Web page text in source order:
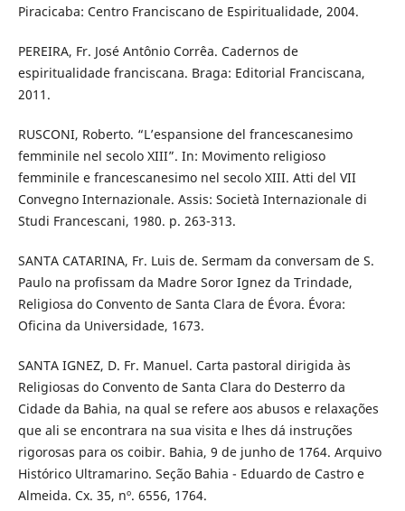
Piracicaba: Centro Franciscano de Espiritualidade, 2004.
PEREIRA, Fr. José Antônio Corrêa. Cadernos de
espiritualidade franciscana. Braga: Editorial Franciscana,
2011.
RUSCONI, Roberto. “L’espansione del francescanesimo
femminile nel secolo XIII”. In: Movimento religioso
femminile e francescanesimo nel secolo XIII. Atti del VII
Convegno Internazionale. Assis: Società Internazionale di
Studi Francescani, 1980. p. 263-313.
SANTA CATARINA, Fr. Luis de. Sermam da conversam de S.
Paulo na profissam da Madre Soror Ignez da Trindade,
Religiosa do Convento de Santa Clara de Évora. Évora:
Oficina da Universidade, 1673.
SANTA IGNEZ, D. Fr. Manuel. Carta pastoral dirigida às
Religiosas do Convento de Santa Clara do Desterro da
Cidade da Bahia, na qual se refere aos abusos e relaxações
que ali se encontrara na sua visita e lhes dá instruções
rigorosas para os coibir. Bahia, 9 de junho de 1764. Arquivo
Histórico Ultramarino. Seção Bahia - Eduardo de Castro e
Almeida. Cx. 35, nº. 6556, 1764.